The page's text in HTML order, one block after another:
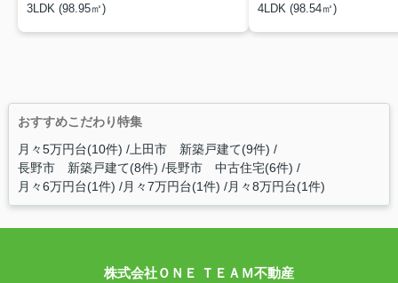
3LDK (98.95㎡)
4LDK (98.54㎡)
おすすめこだわり特集
月々5万円台(10件) 上田市 新築戸建て(9件)
長野市 新築戸建て(8件) 長野市 中古住宅(6件)
月々6万円台(1件) 月々7万円台(1件) 月々8万円台(1件)
株式会社ＯＮＥ ＴＥＡＭ不動産